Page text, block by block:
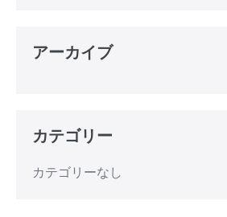
アーカイブ
カテゴリー
カテゴリーなし